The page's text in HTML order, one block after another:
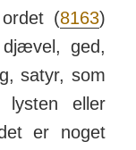
(8163)
ged,
satyr, som
eller
er noget